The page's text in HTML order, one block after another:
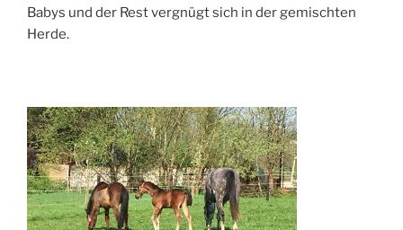
Babys und der Rest vergnügt sich in der gemischten
Herde.